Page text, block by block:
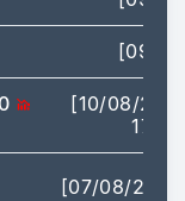
[10/08/
[07/08/